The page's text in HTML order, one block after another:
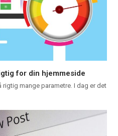
for din hjemmeside
mange parametre. I dag er det